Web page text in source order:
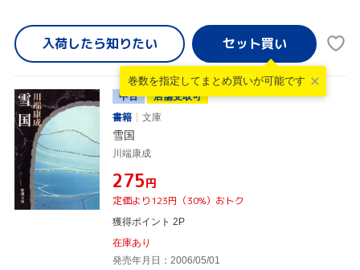
入荷したら知りたい
巻数を指定して まとめ買いが可能です
中古
店舗受取可
書籍
文庫
雪国
川端康成
¥275円
定価より123円（30%）おトク
獲得ポイント 2P
在庫あり
発売年月日：2006/05/01